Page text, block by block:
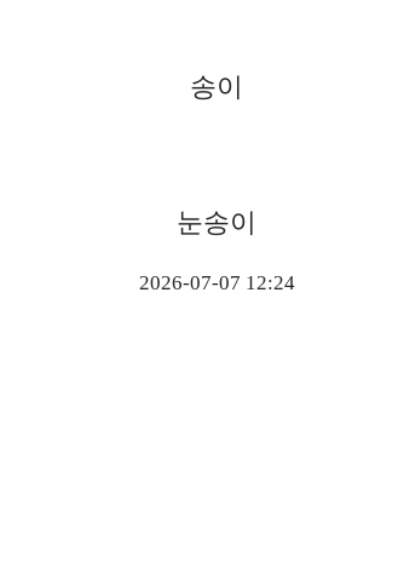
송이
눈송이
2026-07-07 12:24